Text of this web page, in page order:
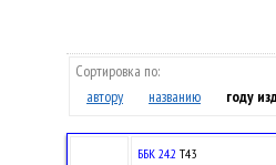
Сортировка по:
автору
названию году
ББК 24.2 Т43